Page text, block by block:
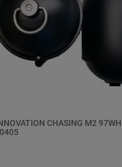
CHASING M2